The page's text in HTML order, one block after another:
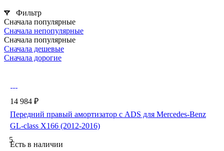
Фильтр
Сначала популярные
Сначала непопулярные
Сначала популярные
Сначала дешевые
Сначала дорогие
14 984 ₽
Передний правый амортизатор с ADS для Mercedes-Benz
GL-class X166 (2012-2016)
5
Есть в наличии